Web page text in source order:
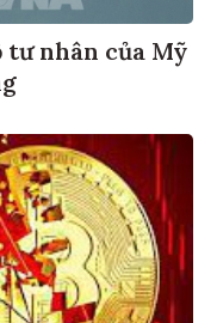
tư nhân của Mỹ